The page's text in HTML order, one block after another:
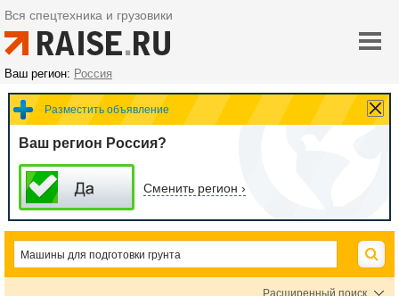
Вся спецтехника и грузовики
Ваш регион: Россия
Разместить объявление
Ваш регион Россия?
Сменить регион ›
Расширенный поиск